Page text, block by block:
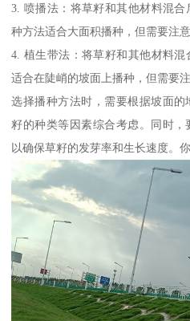
3. 喷播法：将草籽和其他材料混
种方法适合大面积播种，但需要注意
4. 植生带法：将草籽和其他材料
适合在陡峭的坡面上播种，但需要
选择播种方法时，需要根据坡面
籽的种类等因素综合考虑。同时，
以确保草籽的发芽率和生长速度。